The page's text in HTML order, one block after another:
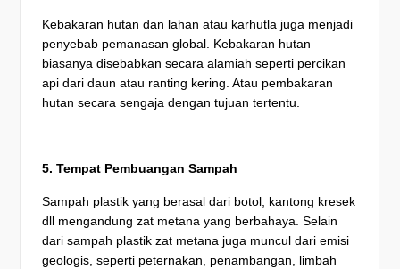
Kebakaran hutan dan lahan atau karhutla juga menjadi
penyebab pemanasan global. Kebakaran hutan
biasanya disebabkan secara alamiah seperti percikan
api dari daun atau ranting kering. Atau pembakaran
hutan secara sengaja dengan tujuan tertentu.
5. Tempat Pembuangan Sampah
Sampah plastik yang berasal dari botol, kantong kresek
dll mengandung zat metana yang berbahaya. Selain
dari sampah plastik zat metana juga muncul dari emisi
geologis, seperti peternakan, penambangan, limbah